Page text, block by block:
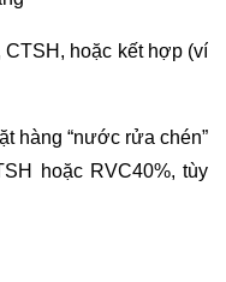
hoặc kết hợp (ví
hàng “nước rửa chén”
hoặc RVC40%, tùy